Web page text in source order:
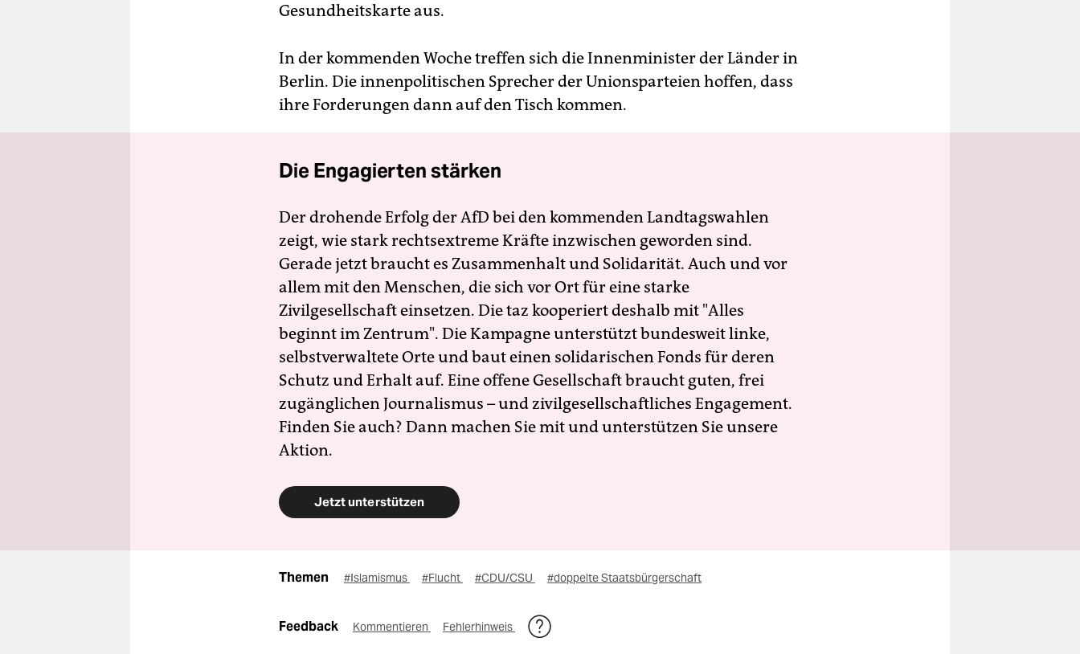
Gesundheitskarte aus.
In der kommenden Woche treffen sich die Innenminister der Länder in
Berlin. Die innenpolitischen Sprecher der Unionsparteien hoffen, dass
ihre Forderungen dann auf den Tisch kommen.
Die Engagierten stärken
Der drohende Erfolg der AfD bei den kommenden Landtagswahlen
zeigt, wie stark rechtsextreme Kräfte inzwischen geworden sind.
Gerade jetzt braucht es Zusammenhalt und Solidarität. Auch und vor
allem mit den Menschen, die sich vor Ort für eine starke
Zivilgesellschaft einsetzen. Die taz kooperiert deshalb mit "Alles
beginnt im Zentrum". Die Kampagne unterstützt bundesweit linke,
selbstverwaltete Orte und baut einen solidarischen Fonds für deren
Schutz und Erhalt auf. Eine offene Gesellschaft braucht guten, frei
zugänglichen Journalismus – und zivilgesellschaftliches Engagement.
Finden Sie auch? Dann machen Sie mit und unterstützen Sie unsere
Aktion.
Jetzt unterstützen
Themen #Islamismus #Flucht #CDU/CSU #doppelte Staatsbürgerschaft
Feedback Kommentieren Fehlerhinweis